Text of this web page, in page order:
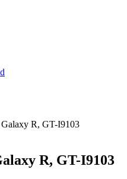
R, GT-I9103
R, GT-I9103